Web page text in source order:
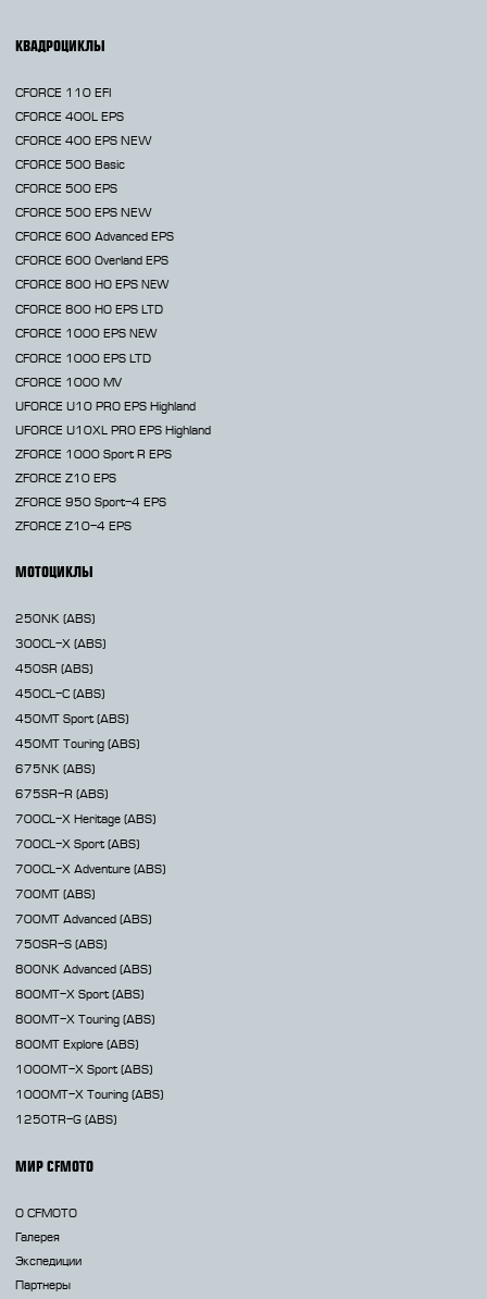
КВАДРОЦИКЛЫ
CFORCE 110 EFI
CFORCE 400L EPS
CFORCE 400 EPS NEW
CFORCE 500 Basic
CFORCE 500 EPS
CFORCE 500 EPS NEW
CFORCE 600 Advanced EPS
CFORCE 600 Overland EPS
CFORCE 800 HO EPS NEW
CFORCE 800 HO EPS LTD
CFORCE 1000 EPS NEW
CFORCE 1000 EPS LTD
CFORCE 1000 MV
UFORCE U10 PRO EPS Highland
UFORCE U10XL PRO EPS Highland
ZFORCE 1000 Sport R EPS
ZFORCE Z10 EPS
ZFORCE 950 Sport-4 EPS
ZFORCE Z10-4 EPS
МОТОЦИКЛЫ
250NK (ABS)
300CL-X (ABS)
450SR (ABS)
450CL-C (ABS)
450MT Sport (ABS)
450MT Touring (ABS)
675NK (ABS)
675SR-R (ABS)
700CL-X Heritage (ABS)
700CL-X Sport (ABS)
700CL-X Adventure (ABS)
700MT (ABS)
700MT Advanced (ABS)
750SR-S (ABS)
800NK Advanced (ABS)
800MT-X Sport (ABS)
800MT-X Touring (ABS)
800MT Explore (ABS)
1000MT-X Sport (ABS)
1000MT-X Touring (ABS)
1250TR-G (ABS)
МИР CFMOTO
О CFMOTO
Галерея
Экспедиции
Партнеры